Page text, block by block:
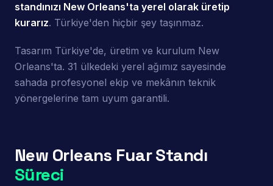
standınızı New Orleans'ta yerel olarak üretip
kurarız. Türkiye'den hiçbir şey taşınmaz.
Tasarım Türkiye'de, üretim ve kurulum New
Orleans'ta. 31 ülkedeki yerel ağımız sayesinde
sahada profesyonel ekip ve mekânın teknik
yönergelerine tam uyum garantili.
New Orleans Fuar Standı
Süreci